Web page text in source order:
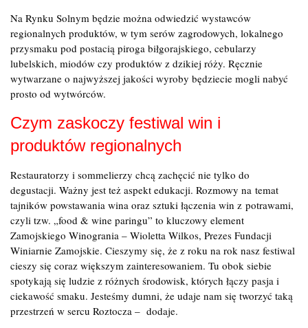
Na Rynku Solnym będzie można odwiedzić wystawców
regionalnych produktów, w tym serów zagrodowych, lokalnego
przysmaku pod postacią piroga biłgorajskiego, cebularzy
lubelskich, miodów czy produktów z dzikiej róży. Ręcznie
wytwarzane o najwyższej jakości wyroby będziecie mogli nabyć
prosto od wytwórców.
Czym zaskoczy festiwal win i
produktów regionalnych
Restauratorzy i sommelierzy chcą zachęcić nie tylko do
degustacji. Ważny jest też aspekt edukacji. Rozmowy na temat
tajników powstawania wina oraz sztuki łączenia win z potrawami,
czyli tzw. „food & wine paringu” to kluczowy element
Zamojskiego Winogrania – Wioletta Wilkos, Prezes Fundacji
Winiarnie Zamojskie. Cieszymy się, że z roku na rok nasz festiwal
cieszy się coraz większym zainteresowaniem. Tu obok siebie
spotykają się ludzie z różnych środowisk, których łączy pasja i
ciekawość smaku. Jesteśmy dumni, że udaje nam się tworzyć taką
przestrzeń w sercu Roztocza – dodaje.